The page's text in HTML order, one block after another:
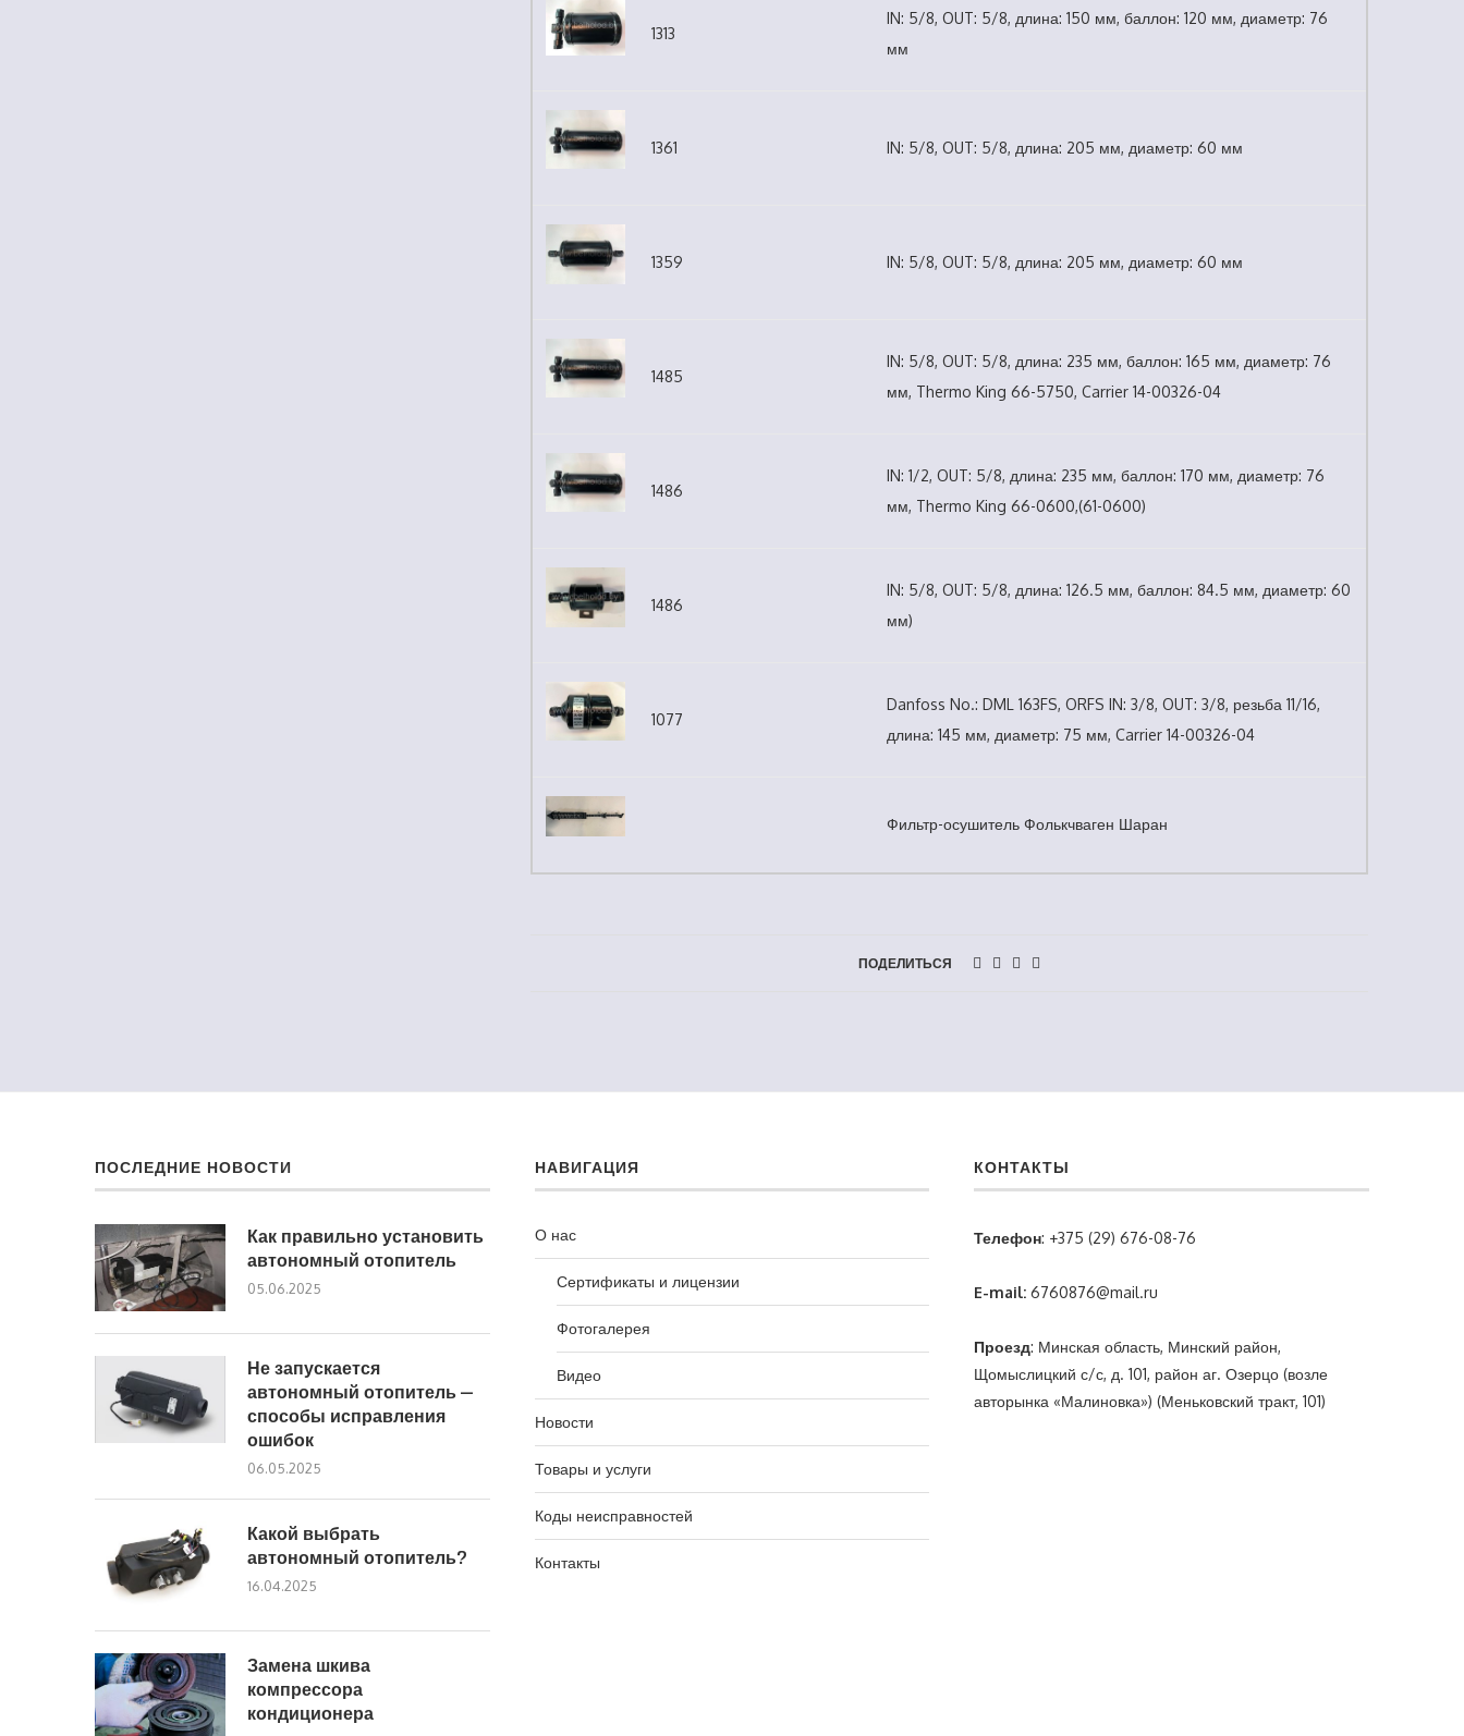
1313
IN: 5/8, OUT: 5/8, длина: 150 мм, баллон: 120 мм, диаметр: 76
мм
1361 IN: 5/8, OUT: 5/8, длина: 205 мм, диаметр: 60 мм
1359 IN: 5/8, OUT: 5/8, длина: 205 мм, диаметр: 60 мм
1485
IN: 5/8, OUT: 5/8, длина: 235 мм, баллон: 165 мм, диаметр: 76
мм, Thermo King 66-5750, Carrier 14-00326-04
1486
IN: 1/2, OUT: 5/8, длина: 235 мм, баллон: 170 мм, диаметр: 76
мм, Thermo King 66-0600,(61-0600)
1486
IN: 5/8, OUT: 5/8, длина: 126.5 мм, баллон: 84.5 мм, диаметр: 60
мм)
1077
Danfoss No.: DML 163FS, ORFS IN: 3/8, OUT: 3/8, резьба 11/16,
длина: 145 мм, диаметр: 75 мм, Carrier 14-00326-04
Фильтр-осушитель Фолькчваген Шаран
ПОДЕЛИТЬСЯ
ПОСЛЕДНИЕ НОВОСТИ
Как правильно установить
автономный отопитель
05.06.2025
Не запускается
автономный отопитель —
способы исправления
ошибок
06.05.2025
Какой выбрать
автономный отопитель?
16.04.2025
Замена шкива
компрессора
кондиционера
НАВИГАЦИЯ
О нас
Сертификаты и лицензии
Фотогалерея
Видео
Новости
Товары и услуги
Коды неисправностей
Контакты
КОНТАКТЫ
Телефон: +375 (29) 676-08-76
E-mail: 6760876@mail.ru
Проезд: Минская область, Минский район,
Щомыслицкий с/с, д. 101, район аг. Озерцо (возле
авторынка «Малиновка») (Меньковский тракт, 101)